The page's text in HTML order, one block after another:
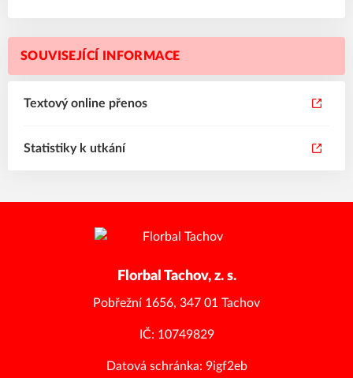
SOUVISEJÍCÍ INFORMACE
Textový online přenos
Statistiky k utkání
Florbal Tachov, z. s.
Pobřežní 1656, 347 01 Tachov
IČ: 10749829
Datová schránka: 9igf2eb